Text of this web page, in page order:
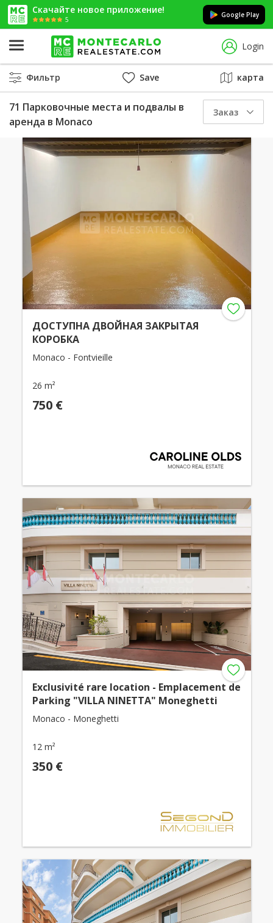
Скачайте новое приложение!
5
Google Play
Login
Фильтр Save карта
71 Парковочные места и подвалы в
аренда в Monaco
Заказ
ДОСТУПНА ДВОЙНАЯ ЗАКРЫТАЯ
КОРОБКА
Monaco - Fontvieille
26 m²
750 €
Exclusivité rare location - Emplacement de
Parking "VILLA NINETTA" Moneghetti
Monaco - Moneghetti
12 m²
350 €